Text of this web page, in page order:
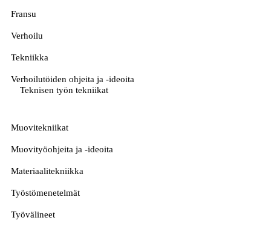
Fransu
Verhoilu
Tekniikka
Verhoilutöiden ohjeita ja -ideoita
Teknisen työn tekniikat
Muovitekniikat
Muovityöohjeita ja -ideoita
Materiaalitekniikka
Työstömenetelmät
Työvälineet